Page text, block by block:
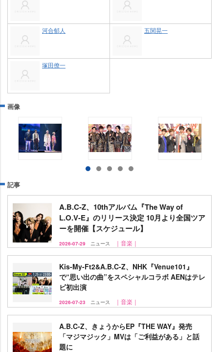
河合郁人 五関晃一
塚田僚一
画像
記事
A.B.C-Z、10thアルバム『The Way of
L.O.V-E』のリリース決定 10月より全国ツア
ーを開催【スケジュール】
2026-07-29 ニュース ｜音楽｜
Kis-My-Ft2&A.B.C-Z、NHK『Venue101』
で“思い出の曲”をスペシャルコラボ AENはテレ
ビ初出演
2026-07-23 ニュース ｜音楽｜
A.B.C-Z、きょうからEP『THE WAY』発売
「マジマジック」MVは「ご利益がある」と話
題に